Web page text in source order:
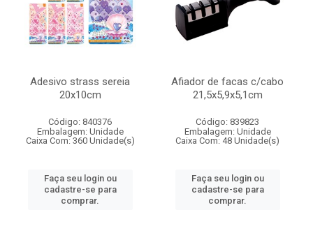
Adesivo strass sereia
20x10cm
Código: 840376
Embalagem: Unidade
Caixa Com: 360 Unidade(s)
Faça seu login ou
cadastre-se para
comprar.
Afiador de facas c/cabo
21,5x5,9x5,1cm
Código: 839823
Embalagem: Unidade
Caixa Com: 48 Unidade(s)
Faça seu login ou
cadastre-se para
comprar.